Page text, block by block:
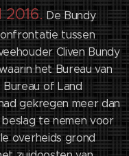
2016. De Bundy
tussen
Cliven Bundy
het Bureau van
of Land
gekregen meer dan
beslag te nemen voor
overheids grond